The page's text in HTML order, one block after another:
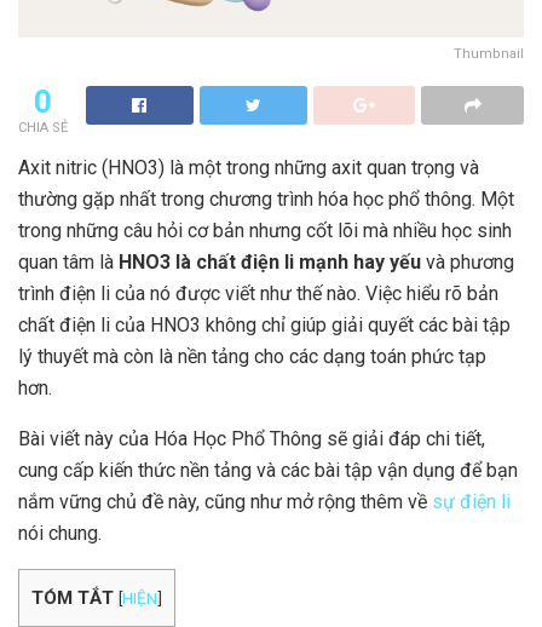
Thumbnail
0
CHIA SẺ
Axit nitric (HNO3) là một trong những axit quan trọng và
thường gặp nhất trong chương trình hóa học phổ thông. Một
trong những câu hỏi cơ bản nhưng cốt lõi mà nhiều học sinh
quan tâm là HNO3 là chất điện li mạnh hay yếu và phương
trình điện li của nó được viết như thế nào. Việc hiểu rõ bản
chất điện li của HNO3 không chỉ giúp giải quyết các bài tập
lý thuyết mà còn là nền tảng cho các dạng toán phức tạp
hơn.
Bài viết này của Hóa Học Phổ Thông sẽ giải đáp chi tiết,
cung cấp kiến thức nền tảng và các bài tập vận dụng để bạn
nắm vững chủ đề này, cũng như mở rộng thêm về sự điện li
nói chung.
TÓM TẮT [HIỆN]